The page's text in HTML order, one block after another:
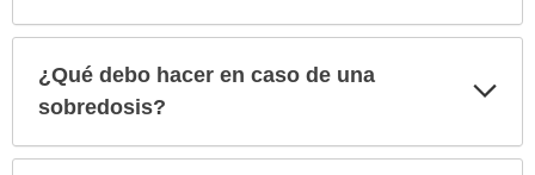
¿Qué debo hacer en caso de una
sobredosis?